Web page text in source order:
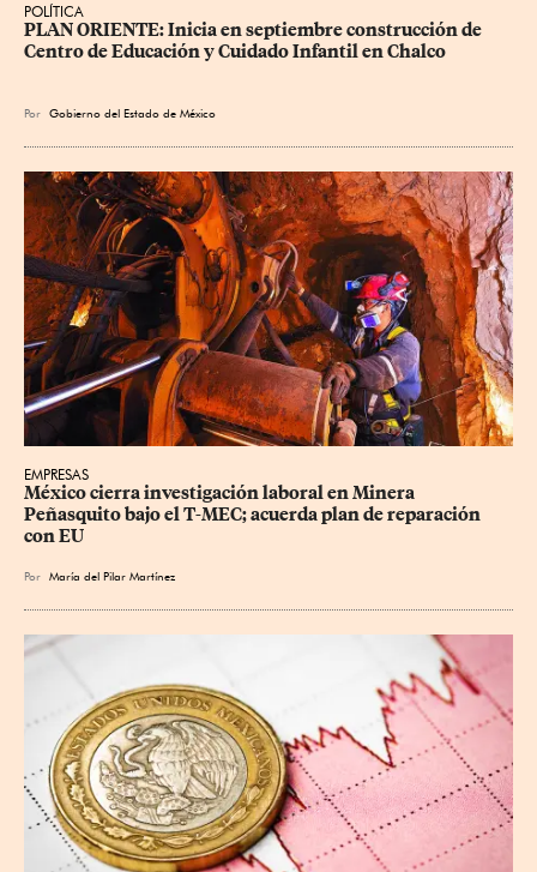
POLÍTICA
PLAN ORIENTE: Inicia en septiembre construcción de
Centro de Educación y Cuidado Infantil en Chalco
Por Gobierno del Estado de México
EMPRESAS
México cierra investigación laboral en Minera
Peñasquito bajo el T-MEC; acuerda plan de reparación
con EU
Por María del Pilar Martínez